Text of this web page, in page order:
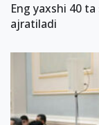
Eng yaxshi 40
ajratiladi